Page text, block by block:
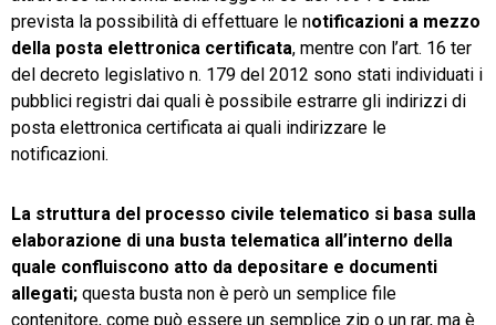
prevista la possibilità di effettuare le notificazioni a mezzo
della posta elettronica certificata, mentre con l’art. 16 ter
del decreto legislativo n. 179 del 2012 sono stati individuati i
pubblici registri dai quali è possibile estrarre gli indirizzi di
posta elettronica certificata ai quali indirizzare le
notificazioni.
La struttura del processo civile telematico si basa sulla
elaborazione di una busta telematica all’interno della
quale confluiscono atto da depositare e documenti
allegati; questa busta non è però un semplice file
contenitore, come può essere un semplice zip o un rar, ma è